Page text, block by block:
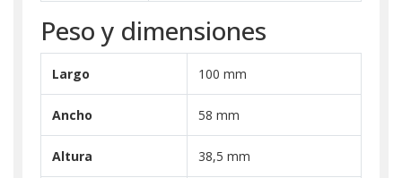
Peso y dimensiones
Largo 100 mm
Ancho 58 mm
Altura 38,5 mm